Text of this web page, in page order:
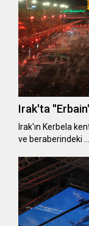
Irak'ta
Irak'ın Kerbela
ve beraberindeki …